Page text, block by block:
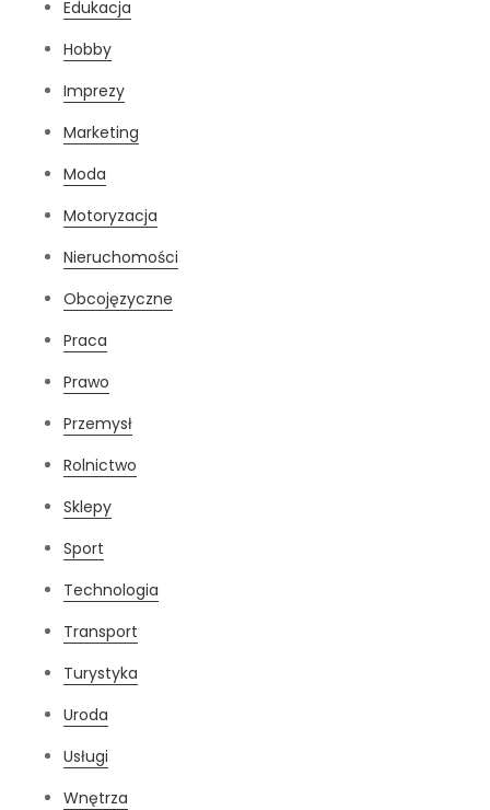
Edukacja
Hobby
Imprezy
Marketing
Moda
Motoryzacja
Nieruchomości
Obcojęzyczne
Praca
Prawo
Przemysł
Rolnictwo
Sklepy
Sport
Technologia
Transport
Turystyka
Uroda
Usługi
Wnętrza